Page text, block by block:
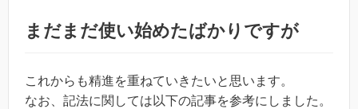
まだまだ使い始めたばかりですが
これからも精進を重ねていきたいと思います。
なお、記法に関しては以下の記事を参考にしました。